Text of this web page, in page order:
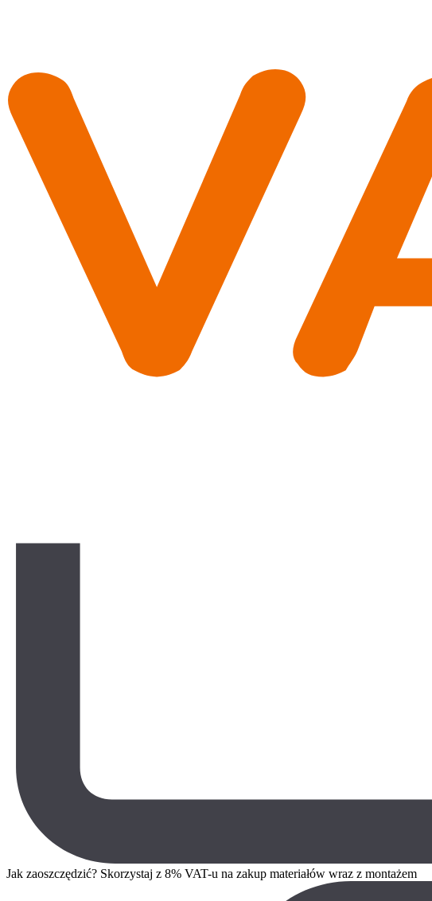
Jak zaoszczędzić? Skorzystaj z 8% VAT-u na zakup materiałów wraz z montażem